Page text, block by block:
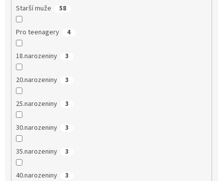
Starší muže 58
Pro teenagery 4
18.narozeniny 3
20.narozeniny 3
25.narozeniny 3
30.narozeniny 3
35.narozeniny 3
40.narozeniny 3